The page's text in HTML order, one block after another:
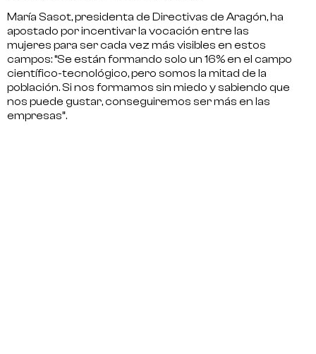
María Sasot, presidenta de Directivas de Aragón, ha
apostado porincentivar la vocación entre las
mujeres para ser cada vez más visibles en estos
campos: “Se están formando solo un 16% en el campo
científico-tecnológico, pero somos la mitad de la
población. Si nos formamos sin miedo y sabiendo que
nos puede gustar, conseguiremos ser más en las
empresas”.